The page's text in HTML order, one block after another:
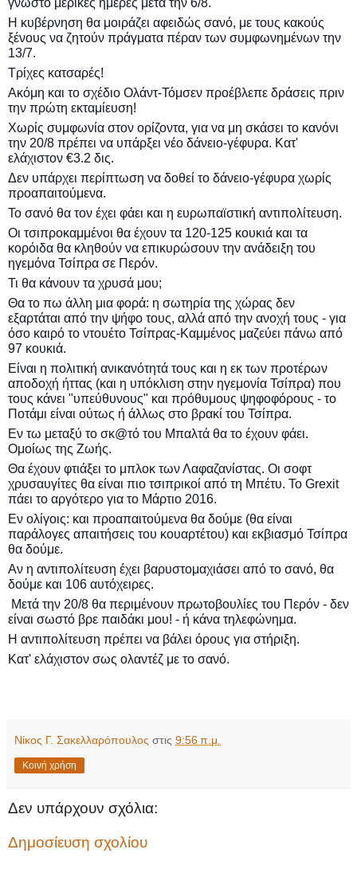
Η κυβέρνηση θα μοιράζει αφειδώς σανό, με τους κακούς
ξένους να ζητούν πράγματα πέραν των συμφωνημένων την
13/7.
Τρίχες κατσαρές!
Ακόμη και το σχέδιο Ολάντ-Τόμσεν προέβλεπε δράσεις πριν
την πρώτη εκταμίευση!
Χωρίς συμφωνία στον ορίζοντα, για να μη σκάσει το κανόνι
την 20/8 πρέπει να υπάρξει νέο δάνειο-γέφυρα. Κατ'
ελάχιστον €3.2 δις.
Δεν υπάρχει περίπτωση να δοθεί το δάνειο-γέφυρα χωρίς
προαπαιτούμενα.
Το σανό θα τον έχει φάει και η ευρωπαϊστική αντιπολίτευση.
Οι τσιπροκαμμένοι θα έχουν τα 120-125 κουκιά και τα
κορόιδα θα κληθούν να επικυρώσουν την ανάδειξη του
ηγεμόνα Τσίπρα σε Περόν.
Τι θα κάνουν τα χρυσά μου;
Θα το πω άλλη μια φορά: η σωτηρία της χώρας δεν
εξαρτάται από την ψήφο τους, αλλά από την ανοχή τους - για
όσο καιρό το ντουέτο Τσίπρας-Καμμένος μαζεύει πάνω από
97 κουκιά.
Είναι η πολιτική ανικανότητά τους και η εκ των προτέρων
αποδοχή ήττας (και η υπόκλιση στην ηγεμονία Τσίπρα) που
τους κάνει "υπεύθυνους" και πρόθυμους ψηφοφόρους - το
Ποτάμι είναι ούτως ή άλλως στο βρακί του Τσίπρα.
Εν τω μεταξύ το σκ@τό του Μπαλτά θα το έχουν φάει.
Ομοίως της Ζωής.
Θα έχουν φτιάξει το μπλοκ των Λαφαζανίστας. Οι σοφτ
χρυσαυγίτες θα είναι πιο τσιπρικοί από τη Μπέτυ. Το Grexit
πάει το αργότερο για το Μάρτιο 2016.
Εν ολίγοις: και προαπαιτούμενα θα δούμε (θα είναι
παράλογες απαιτήσεις του κουαρτέτου) και εκβιασμό Τσίπρα
θα δούμε.
Αν η αντιπολίτευση έχει βαρυστομαχιάσει από το σανό, θα
δούμε και 106 αυτόχειρες.
Μετά την 20/8 θα περιμένουν πρωτοβουλίες του Περόν - δεν
είναι σωστό βρε παιδάκι μου! - ή κάνα τηλεφώνημα.
Η αντιπολίτευση πρέπει να βάλει όρους για στήριξη.
Κατ' ελάχιστον σως ολαντέζ με το σανό.
Νίκος Γ. Σακελλαρόπουλος στις 9:56 π.μ.
Κοινή χρήση
Δεν υπάρχουν σχόλια:
Δημοσίευση σχολίου